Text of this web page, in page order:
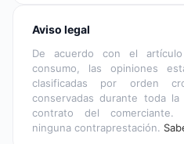
Aviso legal
De acuerdo con el
consumo, las opiniones
clasificadas por orden
conservadas durante toda
contrato del comerciante.
ninguna contraprestación.